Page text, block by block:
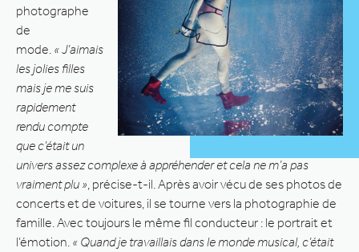
photographe
de
mode. « J’aimais
les jolies filles
mais je me suis
rapidement
rendu compte
que c’était un
univers assez complexe à appréhender et cela ne m’a pas
vraiment plu » , précise-t-il. Après avoir vécu de ses photos de
concerts et de voitures, il se tourne vers la photographie de
famille. Avec toujours le même fil conducteur : le portrait et
l’émotion. « Quand je travaillais dans le monde musical, c’était